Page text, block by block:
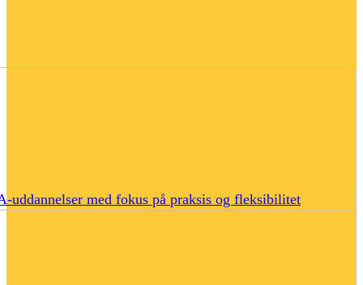
uddannelser med fokus på praksis og fleksibilitet